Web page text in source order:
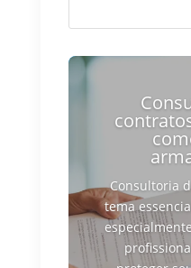
Consultoria
tema